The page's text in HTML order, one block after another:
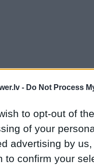
- Do Not Process
to opt-out of
of your
advertising by
to confirm your